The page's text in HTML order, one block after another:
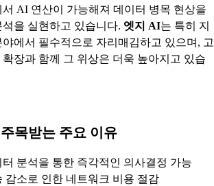
AI 연산이 가능해져 데이터 병목 현상을
을 실현하고 있습니다. 엣지 AI는 특히 지
에서 필수적으로 자리매김하고 있으며, 고
장과 함께 그 위상은 더욱 높아지고 있습
목받는 주요 이유
터 분석을 통한 즉각적인 의사결정 가능
감소로 인한 네트워크 비용 절감